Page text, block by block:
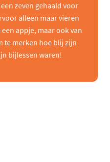
zeven gehaald voor
alleen maar vieren
appje, maar ook van
te merken hoe blij zijn
bijlessen waren!